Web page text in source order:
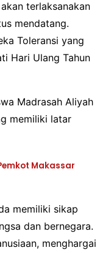
terlaksanakan
mendatang.
Toleransi yang
Hari Ulang Tahun
Madrasah Aliyah
memiliki latar
Makassar
memiliki sikap
dan bernegara.
menghargai